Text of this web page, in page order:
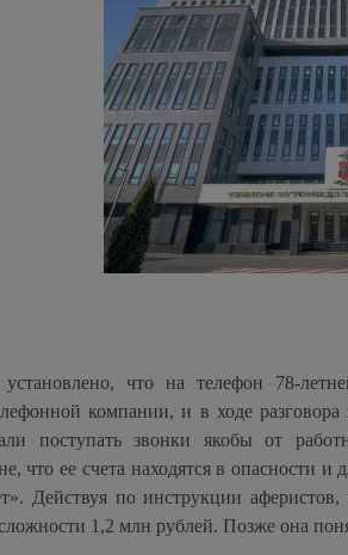
установлено, что на телефон 78-
компании, и в ходе
поступать звонки якобы от
что ее счета находятся в опасности и
Действуя по инструкции
1,2 млн рублей. Позже она